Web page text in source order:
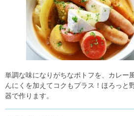
単調な味になりがちなポトフを、カレー
んにくを加えてコクもプラス！ほろっと
器で作ります。